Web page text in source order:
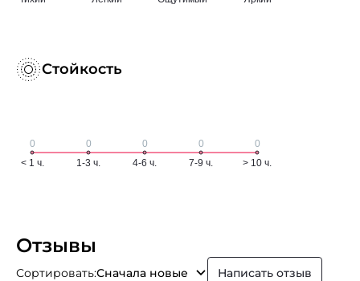
Стойкость
Отзывы
Сортировать:Сначала новые Написать отзыв